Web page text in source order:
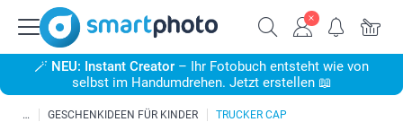
🪄 NEU: Instant Creator – Ihr Fotobuch entsteht wie von
selbst im Handumdrehen. Jetzt erstellen 📖
GESCHENKIDEEN FÜR KINDER TRUCKER CAP